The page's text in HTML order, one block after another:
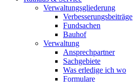
Verwaltungsgliederung
Verbesserungsbeiträge
Fundsachen
Bauhof
Verwaltung
Ansprechpartner
Sachgebiete
Was erledige ich wo
Formulare